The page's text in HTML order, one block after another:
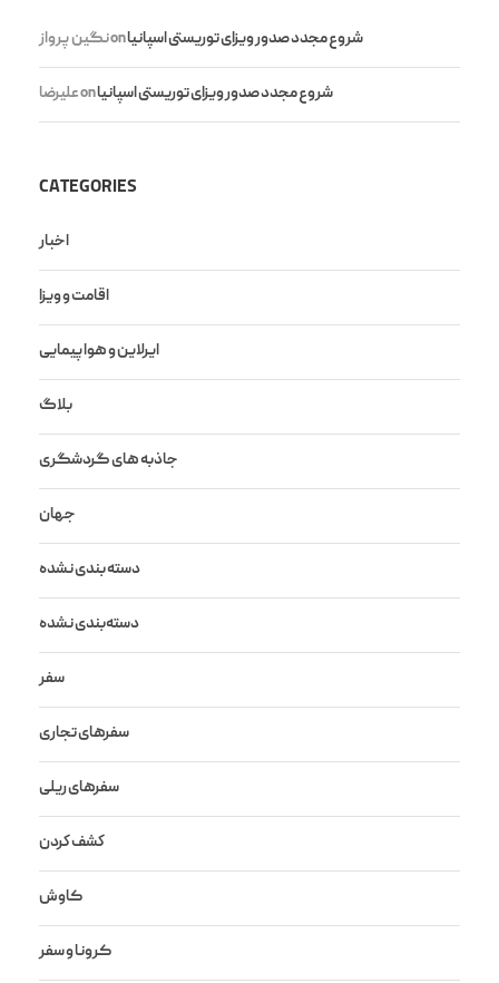
نگین پروازonشروع مجدد صدور ویزای توریستی اسپانیا
علیرضاonشروع مجدد صدور ویزای توریستی اسپانیا
CATEGORIES
اخبار
اقامت و ویزا
ایرلاین و هواپیمایی
بلاگ
جاذبه های گردشگری
جهان
دسته بندی نشده
دسته‌بندی نشده
سفر
سفرهای تجاری
سفرهای ریلی
كشف كردن
کاوش
کرونا و سفر